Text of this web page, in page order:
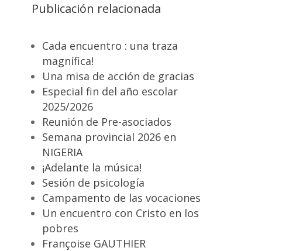
Publicación relacionada
Cada encuentro : una traza
magnífica!
Una misa de acción de gracias
Especial fin del año escolar
2025/2026
Reunión de Pre-asociados
Semana provincial 2026 en
NIGERIA
¡Adelante la música!
Sesión de psicología
Campamento de las vocaciones
Un encuentro con Cristo en los
pobres
Françoise GAUTHIER